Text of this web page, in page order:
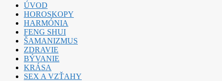
ÚVOD
HOROSKOPY
HARMÓNIA
FENG SHUI
ŠAMANIZMUS
ZDRAVIE
BÝVANIE
KRÁSA
SEX A VZŤAHY